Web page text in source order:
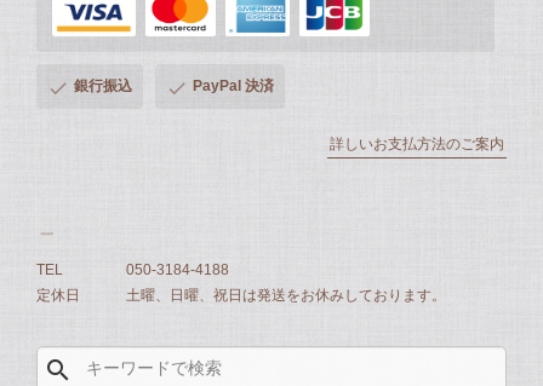
銀行振込 PayPal 決済
詳しいお支払方法のご案内
TEL
050-3184-4188
定休日
土曜、日曜、祝日は発送をお休みしております。
search